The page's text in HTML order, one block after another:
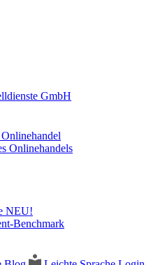
GmbH
Onlinehandels
NEU!
Benchmark